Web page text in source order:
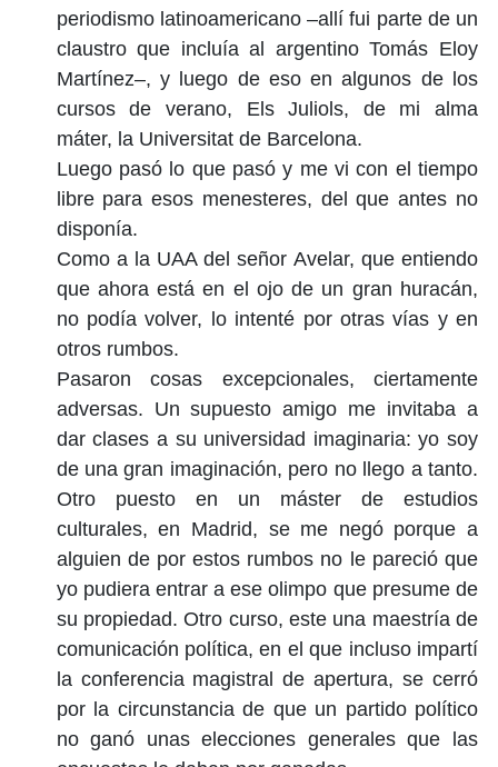
periodismo latinoamericano –allí fui parte de un
claustro que incluía al argentino Tomás Eloy
Martínez–, y luego de eso en algunos de los
cursos de verano, Els Juliols, de mi alma
máter, la Universitat de Barcelona.
Luego pasó lo que pasó y me vi con el tiempo
libre para esos menesteres, del que antes no
disponía.
Como a la UAA del señor Avelar, que entiendo
que ahora está en el ojo de un gran huracán,
no podía volver, lo intenté por otras vías y en
otros rumbos.
Pasaron cosas excepcionales, ciertamente
adversas. Un supuesto amigo me invitaba a
dar clases a su universidad imaginaria: yo soy
de una gran imaginación, pero no llego a tanto.
Otro puesto en un máster de estudios
culturales, en Madrid, se me negó porque a
alguien de por estos rumbos no le pareció que
yo pudiera entrar a ese olimpo que presume de
su propiedad. Otro curso, este una maestría de
comunicación política, en el que incluso impartí
la conferencia magistral de apertura, se cerró
por la circunstancia de que un partido político
no ganó unas elecciones generales que las